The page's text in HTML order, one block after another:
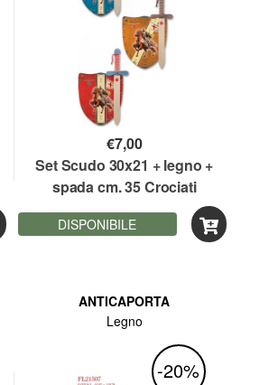
€7,00
Set Scudo 30x21 + legno +
spada cm. 35 Crociati
DISPONIBILE
ANTICAPORTA
Legno
-20%